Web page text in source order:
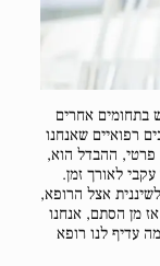
בתחומים אחרים
רפואיים שאנחנו
פרטי, ההבדל הוא,
לאורך זמן.
אצל הרופא,
מן הסתם, אנחנו
עדיף לנו רופא